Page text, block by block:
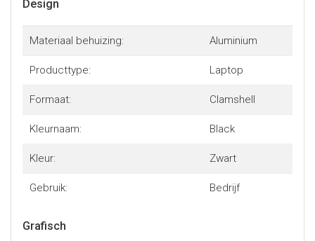
Design
Materiaal behuizing: Aluminium
Producttype: Laptop
Formaat: Clamshell
Kleurnaam: Black
Kleur: Zwart
Gebruik: Bedrijf
Grafisch